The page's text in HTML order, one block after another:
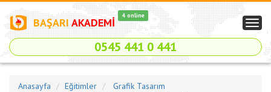
BAŞARIAKADEMİ
4 online
0545 441 0 441
Anasayfa Eğitimler
Grafik Tasarım